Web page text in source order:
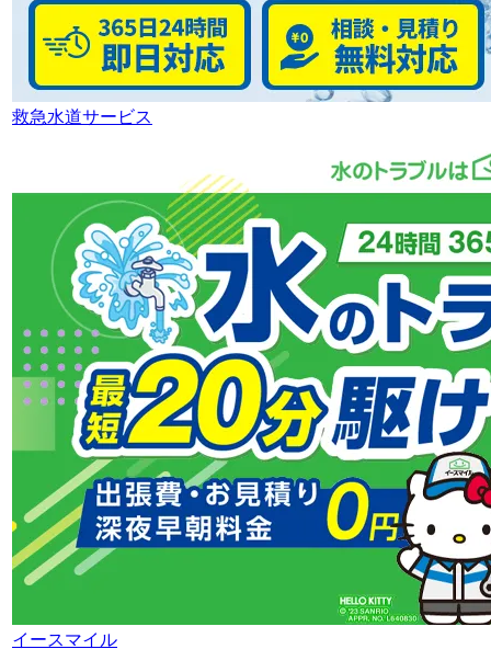
救急水道サービス
イースマイル